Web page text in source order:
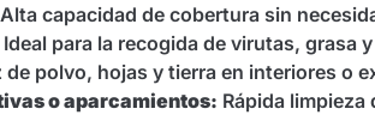
Alta capacidad de cobertura sin
Ideal para la recogida de virutas, grasa
de polvo, hojas y tierra en interiores o
o aparcamientos: Rápida limpieza